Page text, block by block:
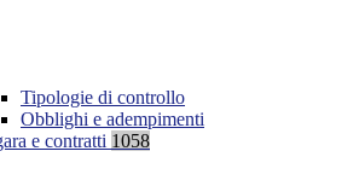
Tipologie di controllo
Obblighi e adempimenti
e contratti 1058